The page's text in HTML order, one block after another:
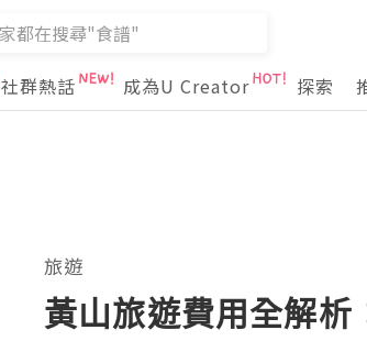
社群熱話 成為U Creator 探索
旅遊
黃山旅遊費用全解析